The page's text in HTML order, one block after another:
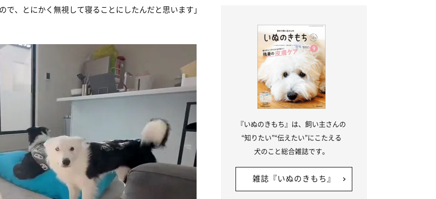
、とにかく無視して寝ることにしたんだと思います」
『いぬのきもち』は、飼い主さんの
“知りたい”“伝えたい”にこたえる
犬のこと総合雑誌です。
雑誌『いぬのきもち』